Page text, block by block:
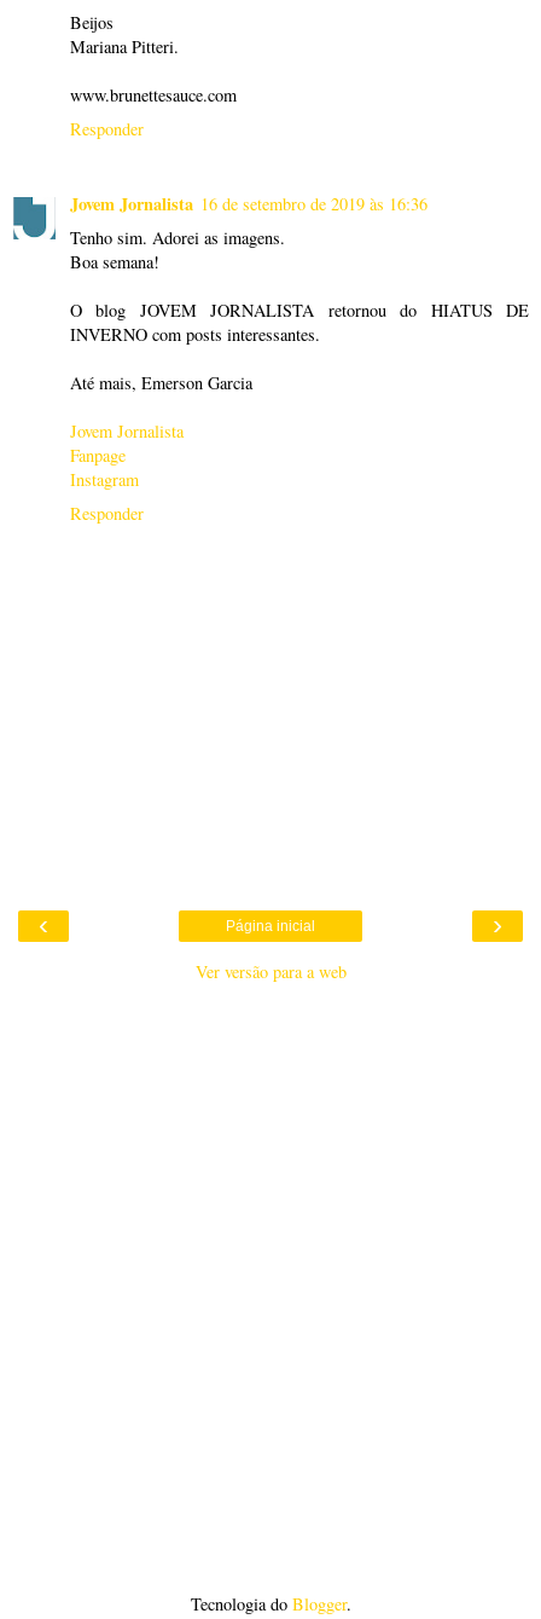
Beijos
Mariana Pitteri.
www.brunettesauce.com
Responder
Jovem Jornalista 16 de setembro de 2019 às 16:36
Tenho sim. Adorei as imagens.
Boa semana!
O blog JOVEM JORNALISTA retornou do HIATUS DE
INVERNO com posts interessantes.
Até mais, Emerson Garcia
Jovem Jornalista
Fanpage
Instagram
Responder
‹ ›
Página inicial
Ver versão para a web
Tecnologia do Blogger.